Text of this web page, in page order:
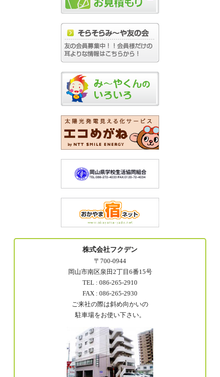
株式会社フクデン
〒700-0944
岡山市南区泉田2丁目6番15号
TEL : 086-265-2910
FAX : 086-265-2930
ご来社の際は斜め向かいの
駐車場をお使い下さい。